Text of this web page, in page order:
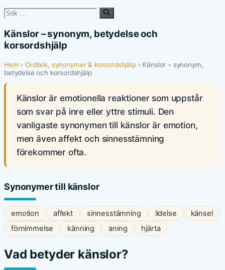
Sök
Känslor – synonym, betydelse och
korsordshjälp
Hem ›Ordbok, synonymer & korsordshjälp› Känslor – synonym,
betydelse och korsordshjälp
Känslor är emotionella reaktioner som uppstår
som svar på inre eller yttre stimuli. Den
vanligaste synonymen till känslor är emotion,
men även affekt och sinnesstämning
förekommer ofta.
Synonymer till känslor
emotion affekt sinnesstämning lidelse
känsel
förnimmelse
känning aning hjärta
Vad betyder känslor?